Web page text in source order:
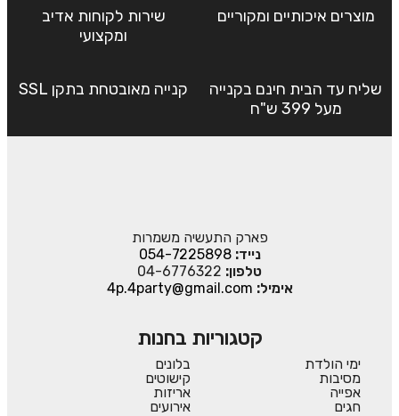
מוצרים איכותיים ומקוריים
שירות לקוחות אדיב
ומקצועי
שליח עד הבית חינם בקנייה
מעל 399 ש"ח
קנייה מאובטחת בתקן SSL
פארק התעשיה משמרות
נייד:054-7225898
טלפון: 04-6776322
אימיל: 4p.4party@gmail.com
קטגוריות בחנות
ימי הולדת
מסיבות
אפייה
חגים
בלונים
קישוטים
אריזות
אירועים